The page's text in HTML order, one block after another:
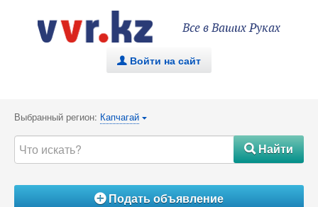
Все в Ваших Руках
. Войти на сайт
Выбранный регион: Капчагай {
#Найти
ÁПодать объявление